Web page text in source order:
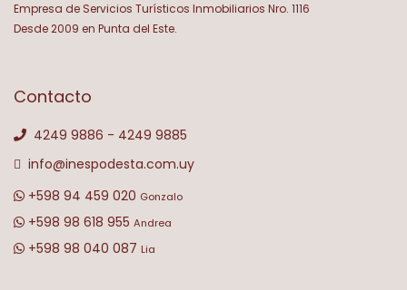
Empresa de Servicios Turísticos Inmobiliarios Nro. 1116
Desde 2009 en Punta del Este.
Contacto
4249 9886 - 4249 9885
info@inespodesta.com.uy
+598 94 459 020 Gonzalo
+598 98 618 955 Andrea
+598 98 040 087 Lia